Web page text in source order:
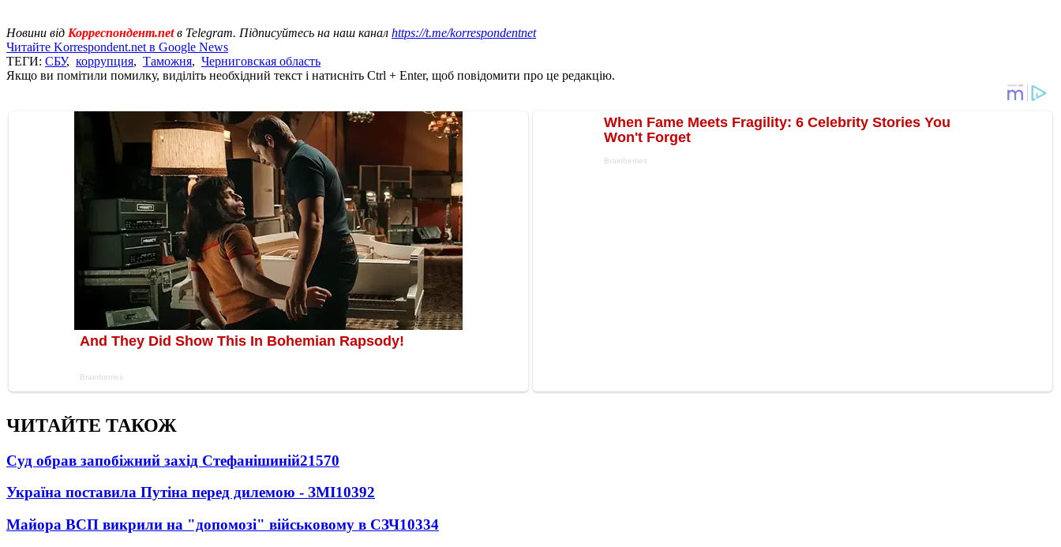
Новини від Корреспондент.netв Telegram. Підписуйтесь на наш канал https://t.me/korrespondentnet
Читайте Korrespondent.net в Google News
ТЕГИ: СБУ, коррупция, Таможня, Черниговская область
Якщо ви помітили помилку, виділіть необхідний текст і натисніть Ctrl + Enter, щоб повідомити про це редакцію.
ЧИТАЙТЕ ТАКОЖ
Суд обрав запобіжний захід Стефанішиній21570
Україна поставила Путіна перед дилемою - ЗМІ10392
Майора ВСП викрили на "допомозі" військовому в СЗЧ10334